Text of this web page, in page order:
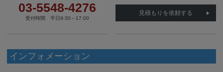
03-5548-4276
受付時間 平日9:30～17:00
見積もりを依頼する
インフォメーション